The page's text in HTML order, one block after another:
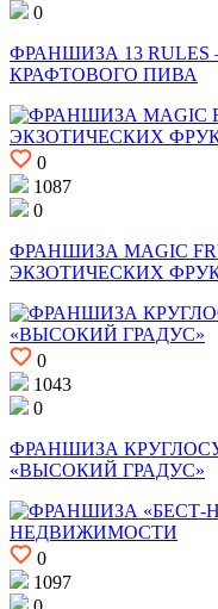
0
ФРАНШИЗА 13
КРАФТОВОГО ПИВА
0
1087
0
ФРАНШИЗА MAGIC
ЭКЗОТИЧЕСКИХ
0
1043
0
ФРАНШИЗА
«ВЫСОКИЙ ГРАДУС»
0
1097